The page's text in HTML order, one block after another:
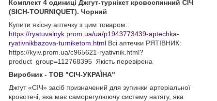
Комплект 4 одиниці Джгут-турнікет кровоспинний СІЧ
(SICH-TOURNIQUET). Чорний
Купити якісну аптечку з цим товаром::
https://ryatuvalnyk.prom.ua/ua/p1943773439-aptechka-
ryativnikbazova-turniketom.html Всі аптечки РЯТІВНИК:
https://kyiv.prom.ua/c965621-ryativnik.html?
product_group=112768395 Якість перевірена
Виробник - ТОВ "СІЧ-УКРАЇНА"
Джгут «СІЧ» засіб призначений для зупинки артеріальної
кровотечі, яка має саморегулюючу систему натягу, яка